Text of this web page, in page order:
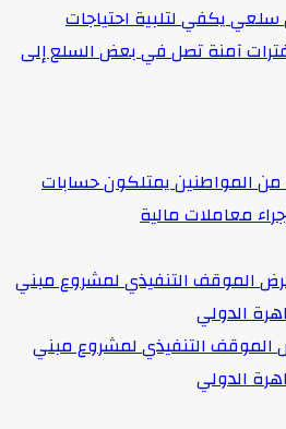
سلعي يكفي لتلبية احتياجات
آمنة تصل في بعض السلع إلى
المركزي: 79% من المواطنين يمتلكون حسابات
معاملات مالية
الموقف التنفيذي لمشروع مبني